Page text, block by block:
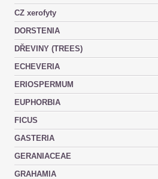
CZ xerofyty
DORSTENIA
DŘEVINY (TREES)
ECHEVERIA
ERIOSPERMUM
EUPHORBIA
FICUS
GASTERIA
GERANIACEAE
GRAHAMIA